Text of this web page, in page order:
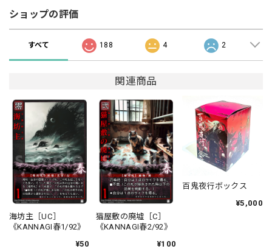
ショップの評価
すべて 188 4 2
関連商品
海坊主［UC］
《KANNAGI春1/92》
¥50
猫屋敷の廃墟［C］
《KANNAGI春2/92》
¥100
百鬼夜行ボックス
¥5,000